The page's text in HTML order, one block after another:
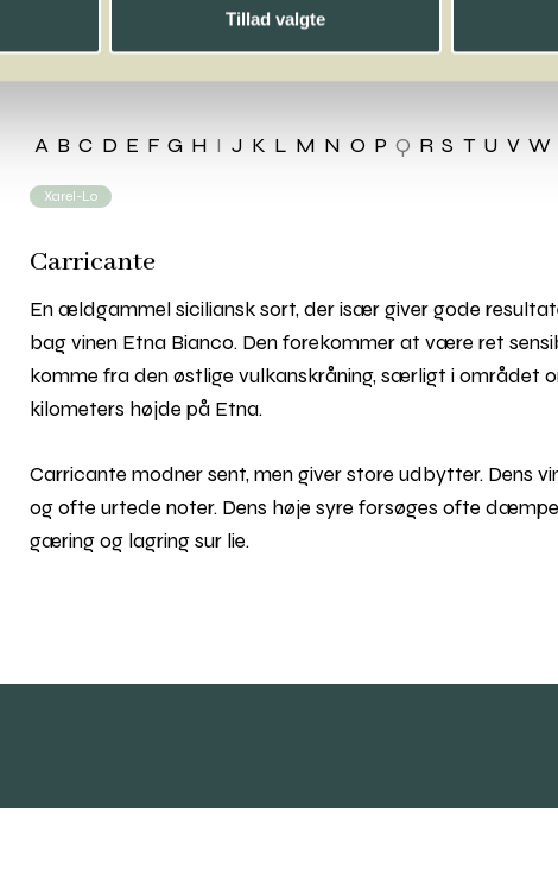
Tillad valgte
A B C D E F G H I J K L M N O P Q R S T U V W
Xarel-Lo
Carricante
En ældgammel siciliansk sort, der især giver gode
bag vinen Etna Bianco. Den forekommer at være ret
komme fra den østlige vulkanskråning, særligt i området
kilometers højde på Etna.
Carricante modner sent, men giver store udbytter. Dens
og ofte urtede noter. Dens høje syre forsøges ofte
gæring og lagring sur lie.